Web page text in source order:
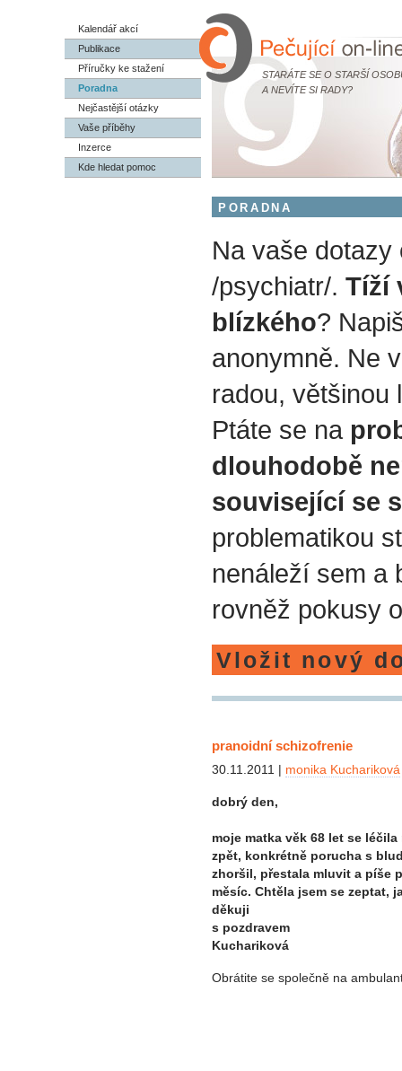
STARÁTE SE O STARŠÍ
A NEVÍTE SI RADY?
Kalendář akcí
Publikace
Příručky ke stažení
Poradna
Nejčastější otázky
Vaše příběhy
Inzerce
Kde hledat pomoc
PORADNA
Na vaše dotazy
/psychiatr/. Tíží
blízkého?
anonymně. Ne
radou, většinou
Ptáte se na
dlouhodobě
související se
problematikou
nenáleží sem a
rovněž pokusy
Vložit nový
pranoidní schizofrenie
30.11.2011 | monika Kuchariková
dobrý den,
moje matka věk 68 let se
zpět, konkrétně porucha s
zhoršil, přestala mluvit a píše
měsíc. Chtěla jsem se zeptat,
děkuji
s pozdravem
Kuchariková
Obrátite se společně na